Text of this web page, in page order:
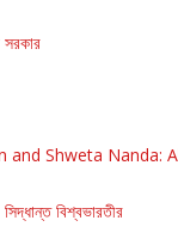
and Shweta Nanda:
বিশ্বভারতীর